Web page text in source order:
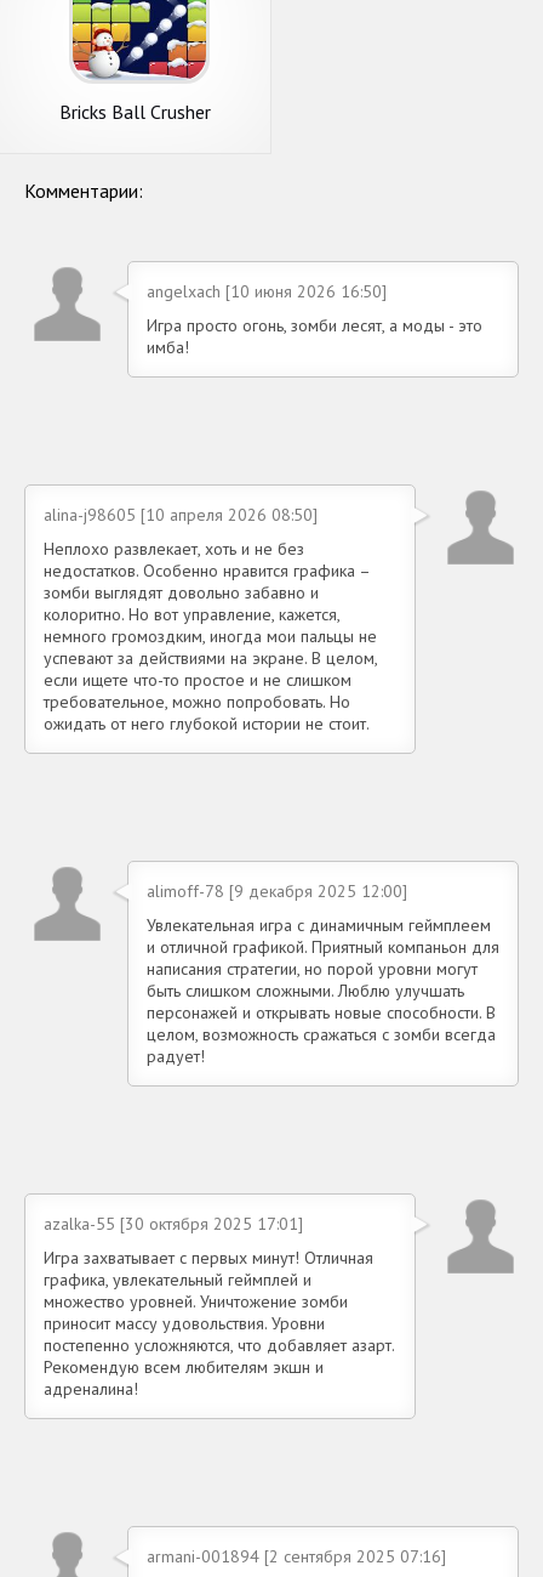
Bricks Ball Crusher
Комментарии:
angelxach [10 июня 2026 16:50]
Игра просто огонь, зомби лесят, а моды - это
имба!
alina-j98605 [10 апреля 2026 08:50]
Неплохо развлекает, хоть и не без
недостатков. Особенно нравится графика –
зомби выглядят довольно забавно и
колоритно. Но вот управление, кажется,
немного громоздким, иногда мои пальцы не
успевают за действиями на экране. В целом,
если ищете что-то простое и не слишком
требовательное, можно попробовать. Но
ожидать от него глубокой истории не стоит.
alimoff-78 [9 декабря 2025 12:00]
Увлекательная игра с динамичным геймплеем
и отличной графикой. Приятный компаньон для
написания стратегии, но порой уровни могут
быть слишком сложными. Люблю улучшать
персонажей и открывать новые способности. В
целом, возможность сражаться с зомби всегда
радует!
azalka-55 [30 октября 2025 17:01]
Игра захватывает с первых минут! Отличная
графика, увлекательный геймплей и
множество уровней. Уничтожение зомби
приносит массу удовольствия. Уровни
постепенно усложняются, что добавляет азарт.
Рекомендую всем любителям экшн и
адреналина!
armani-001894 [2 сентября 2025 07:16]